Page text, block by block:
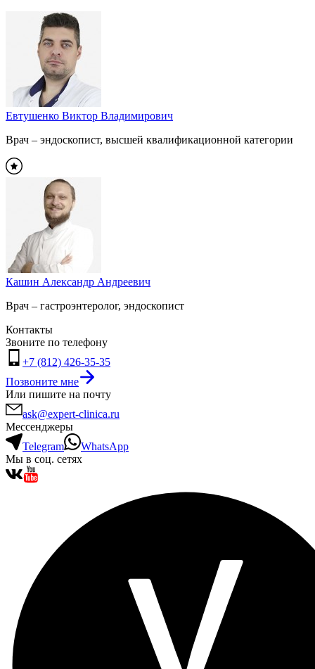
Евтушенко Виктор Владимирович
Врач – эндоскопист, высшей квалификационной категории
Кашин Александр Андреевич
Врач – гастроэнтеролог, эндоскопист
Контакты
Звоните по телефону
+7 (812) 426-35-35
Позвоните мне
Или пишите на почту
ask@expert-clinica.ru
Мессенджеры
Telegram
WhatsApp
Мы в соц. сетях